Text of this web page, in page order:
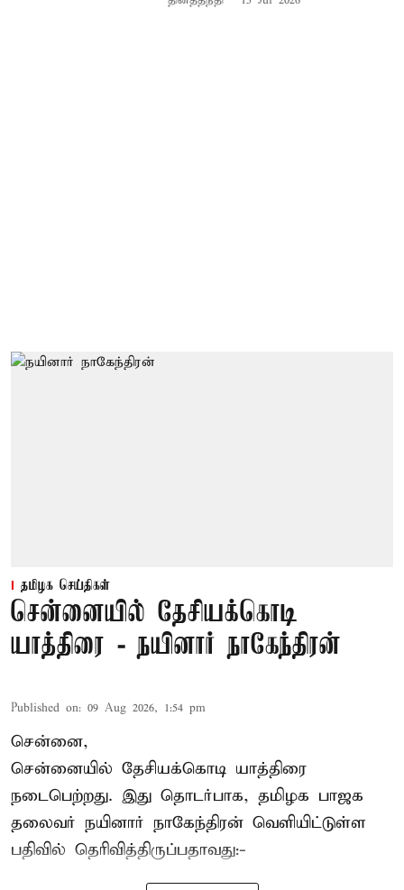
தமிழக செய்திகள்
சென்னையில் தேசியக்கொடி
யாத்திரை - நயினார் நாகேந்திரன்
Published on: 09 Aug 2026, 1:54 pm
சென்னை,
சென்னையில் தேசியக்கொடி யாத்திரை
நடைபெற்றது. இது தொடர்பாக, தமிழக பாஜக
தலைவர் நயினார் நாகேந்திரன் வெளியிட்டுள்ள
பதிவில் தெரிவித்திருப்பதாவது:-